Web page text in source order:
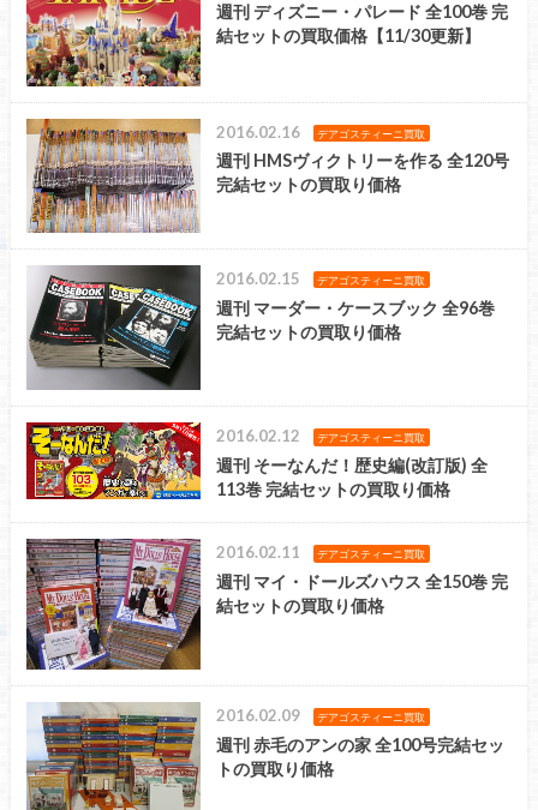
週刊 ディズニー・パレード 全100巻 完
結セットの買取価格【11/30更新】
2016.02.16 デアゴスティーニ買取
週刊 HMSヴィクトリーを作る 全120号
完結セットの買取り価格
2016.02.15 デアゴスティーニ買取
週刊 マーダー・ケースブック 全96巻
完結セットの買取り価格
2016.02.12 デアゴスティーニ買取
週刊 そーなんだ！歴史編(改訂版) 全
113巻 完結セットの買取り価格
2016.02.11 デアゴスティーニ買取
週刊 マイ・ドールズハウス 全150巻 完
結セットの買取り価格
2016.02.09 デアゴスティーニ買取
週刊 赤毛のアンの家 全100号完結セッ
トの買取り価格